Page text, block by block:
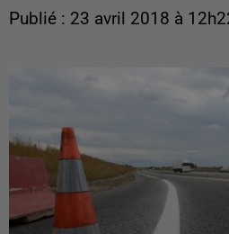
Publié : 23 avril 2018 à